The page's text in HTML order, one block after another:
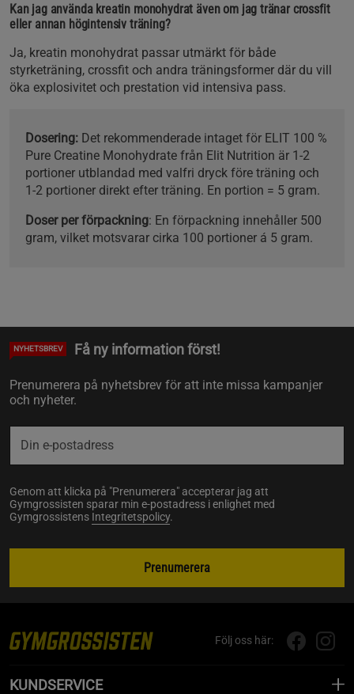
Kan jag använda kreatin monohydrat även om jag tränar crossfit
eller annan högintensiv träning?
Ja, kreatin monohydrat passar utmärkt för både
styrketräning, crossfit och andra träningsformer där du vill
öka explosivitet och prestation vid intensiva pass.
Dosering: Det rekommenderade intaget för ELIT 100 %
Pure Creatine Monohydrate från Elit Nutrition är 1-2
portioner utblandad med valfri dryck före träning och
1-2 portioner direkt efter träning. En portion = 5 gram.
Doser per förpackning: En förpackning innehåller 500
gram, vilket motsvarar cirka 100 portioner á 5 gram.
NYHETSBREV Få ny information först!
Prenumerera på nyhetsbrev för att inte missa kampanjer
och nyheter.
Genom att klicka på "Prenumerera" accepterar jag att
Gymgrossisten sparar min e-postadress i enlighet med
Gymgrossistens Integritetspolicy.
Prenumerera
Följ oss här:
KUNDSERVICE